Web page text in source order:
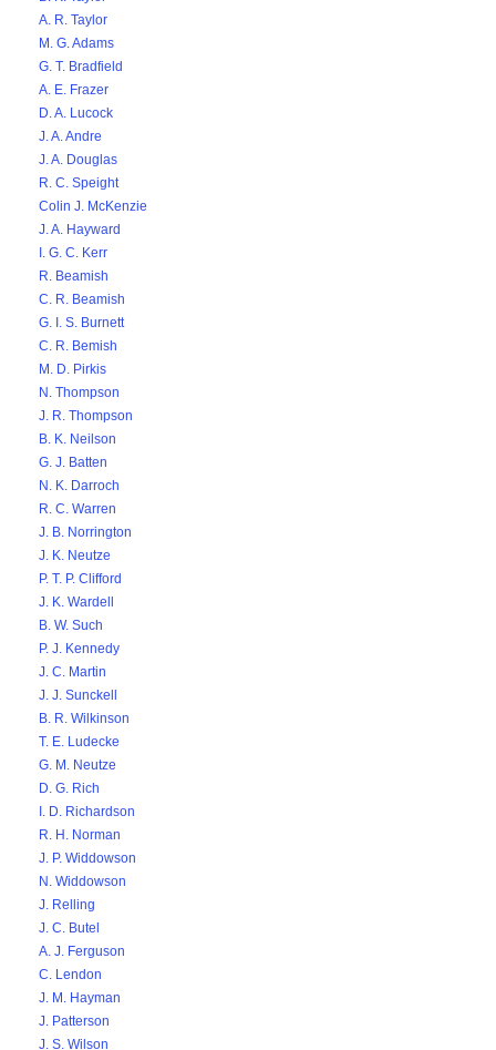
A. R. Taylor
M. G. Adams
G. T. Bradfield
A. E. Frazer
D. A. Lucock
J. A. Andre
J. A. Douglas
R. C. Speight
Colin J. McKenzie
J. A. Hayward
I. G. C. Kerr
R. Beamish
C. R. Beamish
G. I. S. Burnett
C. R. Bemish
M. D. Pirkis
N. Thompson
J. R. Thompson
B. K. Neilson
G. J. Batten
N. K. Darroch
R. C. Warren
J. B. Norrington
J. K. Neutze
P. T. P. Clifford
J. K. Wardell
B. W. Such
P. J. Kennedy
J. C. Martin
J. J. Sunckell
B. R. Wilkinson
T. E. Ludecke
G. M. Neutze
D. G. Rich
I. D. Richardson
R. H. Norman
J. P. Widdowson
N. Widdowson
J. Relling
J. C. Butel
A. J. Ferguson
C. Lendon
J. M. Hayman
J. Patterson
J. S. Wilson